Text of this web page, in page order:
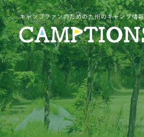
キャンプファンのための九州のキャンプ情